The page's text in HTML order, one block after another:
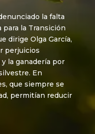
la falta
la Transición
dirige Olga García,
perjuicios
la ganadería por
En
que siempre se
permitían reducir